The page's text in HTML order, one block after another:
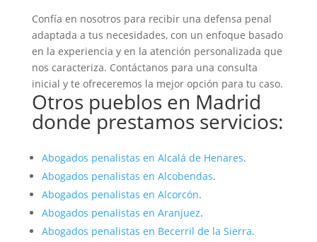
Confía en nosotros para recibir una defensa penal
adaptada a tus necesidades, con un enfoque basado
en la experiencia y en la atención personalizada que
nos caracteriza. Contáctanos para una consulta
inicial y te ofreceremos la mejor opción para tu caso.
Otros pueblos en Madrid
donde prestamos servicios:
Abogados penalistas en Alcalá de Henares.
Abogados penalistas en Alcobendas.
Abogados penalistas en Alcorcón.
Abogados penalistas en Aranjuez.
Abogados penalistas en Becerril de la Sierra.